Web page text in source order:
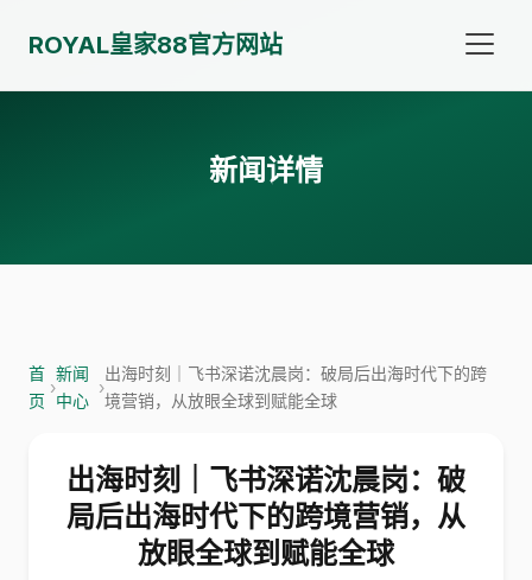
ROYAL皇家88官方网站
新闻详情
首
页
›
新闻
中心
›
出海时刻｜飞书深诺沈晨岗：破局后出海时代下的跨
境营销，从放眼全球到赋能全球
出海时刻｜飞书深诺沈晨岗：破
局后出海时代下的跨境营销，从
放眼全球到赋能全球